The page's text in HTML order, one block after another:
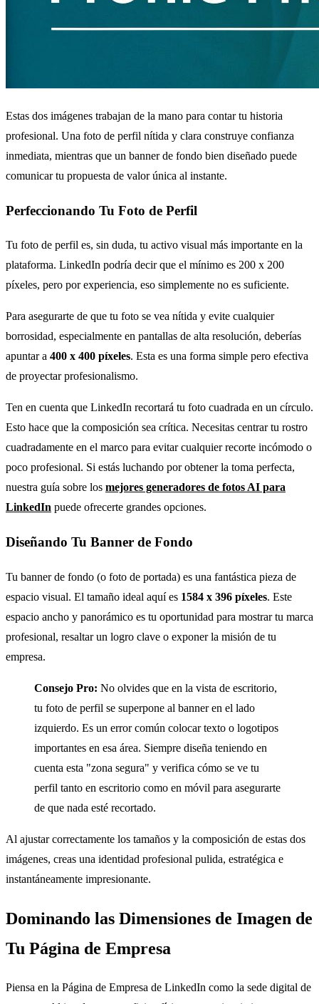
Estas dos imágenes trabajan de la mano para contar tu historia
profesional. Una foto de perfil nítida y clara construye confianza
inmediata, mientras que un banner de fondo bien diseñado puede
comunicar tu propuesta de valor única al instante.
Perfeccionando Tu Foto de Perfil
Tu foto de perfil es, sin duda, tu activo visual más importante en la
plataforma. LinkedIn podría decir que el mínimo es 200 x 200
píxeles, pero por experiencia, eso simplemente no es suficiente.
Para asegurarte de que tu foto se vea nítida y evite cualquier
borrosidad, especialmente en pantallas de alta resolución, deberías
apuntar a 400 x 400 píxeles. Esta es una forma simple pero efectiva
de proyectar profesionalismo.
Ten en cuenta que LinkedIn recortará tu foto cuadrada en un círculo.
Esto hace que la composición sea crítica. Necesitas centrar tu rostro
cuadradamente en el marco para evitar cualquier recorte incómodo o
poco profesional. Si estás luchando por obtener la toma perfecta,
nuestra guía sobre los mejores generadores de fotos AI para
LinkedIn puede ofrecerte grandes opciones.
Diseñando Tu Banner de Fondo
Tu banner de fondo (o foto de portada) es una fantástica pieza de
espacio visual. El tamaño ideal aquí es 1584 x 396 píxeles. Este
espacio ancho y panorámico es tu oportunidad para mostrar tu marca
profesional, resaltar un logro clave o exponer la misión de tu
empresa.
Consejo Pro: No olvides que en la vista de escritorio,
tu foto de perfil se superpone al banner en el lado
izquierdo. Es un error común colocar texto o logotipos
importantes en esa área. Siempre diseña teniendo en
cuenta esta "zona segura" y verifica cómo se ve tu
perfil tanto en escritorio como en móvil para asegurarte
de que nada esté recortado.
Al ajustar correctamente los tamaños y la composición de estas dos
imágenes, creas una identidad profesional pulida, estratégica e
instantáneamente impresionante.
Dominando las Dimensiones de Imagen de
Tu Página de Empresa
Piensa en la Página de Empresa de LinkedIn como la sede digital de